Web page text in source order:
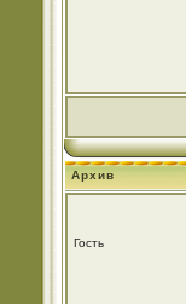
Архив
Гость